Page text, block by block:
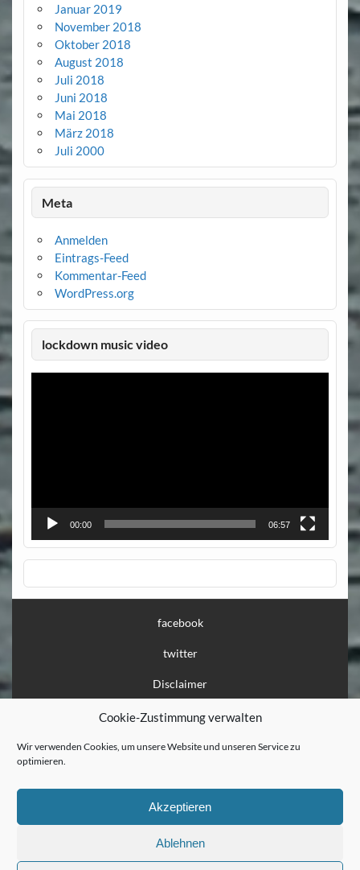
Cookie-Zustimmung verwalten
Wir verwenden Cookies, um unsere Website und unseren Service zu
optimieren.
Akzeptieren
Ablehnen
Januar 2019
November 2018
Oktober 2018
August 2018
Juli 2018
Juni 2018
Mai 2018
März 2018
Juli 2000
Meta
Anmelden
Eintrags-Feed
Kommentar-Feed
WordPress.org
lockdown music video
Video-
00:00 06:57
facebook
twitter
Disclaimer
Impressum
Datenschutz
Presse
Flaschenpost